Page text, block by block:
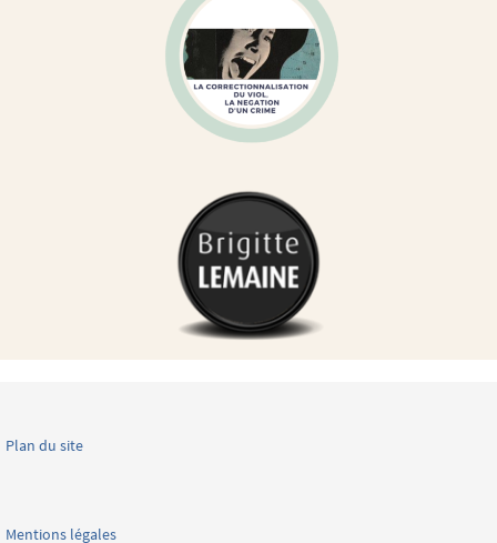
Plan du site
Mentions légales